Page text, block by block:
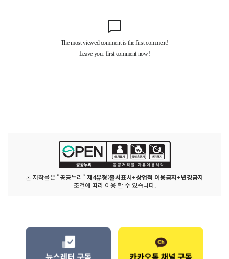
본 저작물은 "공공누리" 제4유형:출처표시+상업적 이용금지+변경금지
조건에 따라 이용 할 수 있습니다.